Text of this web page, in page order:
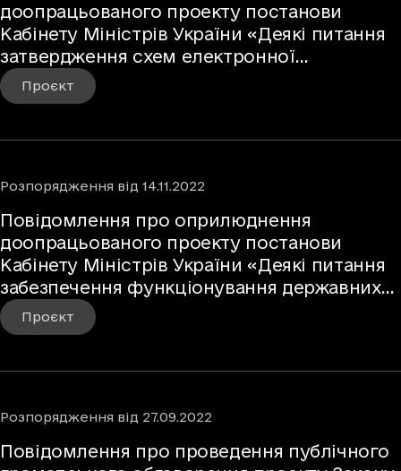
доопрацьованого проекту постанови
Кабінету Міністрів України «Деякі питання
затвердження схем електронної
ідентифікації»
Проєкт
Розпорядження від 14.11.2022
Повідомлення про оприлюднення
доопрацьованого проекту постанови
Кабінету Міністрів України «Деякі питання
забезпечення функціонування державних
інформаційних ресурсів»
Проєкт
Розпорядження від 27.09.2022
Повідомлення про проведення публічного